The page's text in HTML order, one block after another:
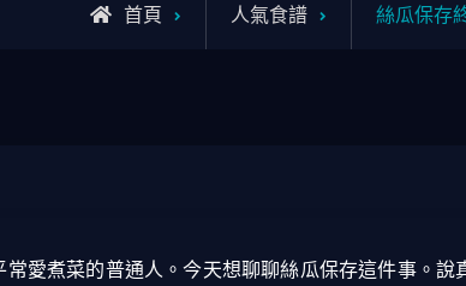
首頁 人氣食譜 絲瓜保存
愛煮菜的普通人。今天想聊聊絲瓜保存這件事。說